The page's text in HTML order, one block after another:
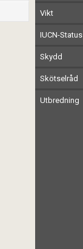
Vikt
IUCN-Status
Skydd
Skötselråd
Utbredning